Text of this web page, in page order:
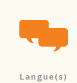
Langue(s)